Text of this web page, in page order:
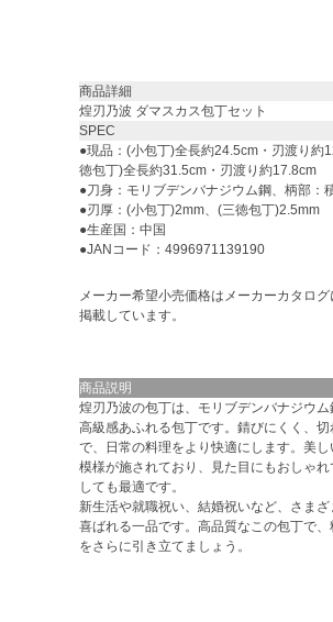
商品詳細
煌刃乃波 ダマスカス包丁セット
SPEC
●現品：(小包丁)全長約24.5cm・刃渡り約
徳包丁)全長約31.5cm・刃渡り約17.8cm
●刀身：モリブデンバナジウム鋼、柄部：
●刃厚：(小包丁)2mm、(三徳包丁)2.5mm
●生産国：中国
●JANコード：4996971139190
メーカー希望小売価格はメーカーカタログ
掲載しています。
商品説明
煌刃乃波の包丁は、モリブデンバナジウム
高級感あふれる包丁です。錆びにくく、
で、日常の料理をより快適にします。美し
模様が施されており、見た目にもおしゃれ
しても最適です。
新生活や就職祝い、結婚祝いなど、さま
喜ばれる一品です。高品質なこの包丁で、
をさらに引き立てましょう。